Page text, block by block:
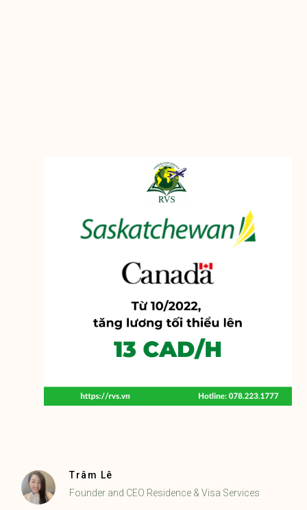
Trâm Lê
Founder and CEO Residence & Visa Services